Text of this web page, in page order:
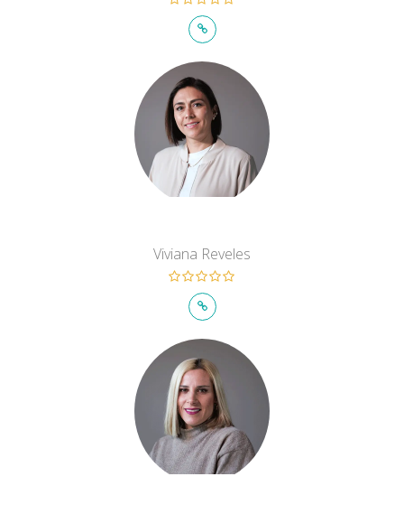
Viviana Reveles